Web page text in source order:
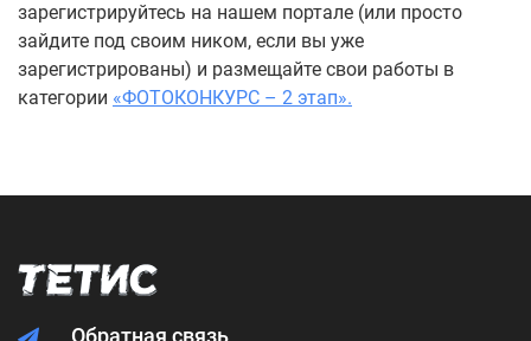
зарегистрируйтесь на нашем портале (или просто
зайдите под своим ником, если вы уже
зарегистрированы) и размещайте свои работы в
категории «ФОТОКОНКУРС – 2 этап».
Обратная связь